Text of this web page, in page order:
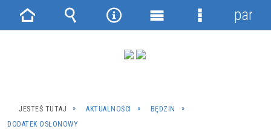
JESTEŚ TUTAJ AKTUALNOŚCI
BĘDZIN
DODATEK OSŁONOWY
Strona Wyszukiwarka
NarzędziaMenu
Menu
panel